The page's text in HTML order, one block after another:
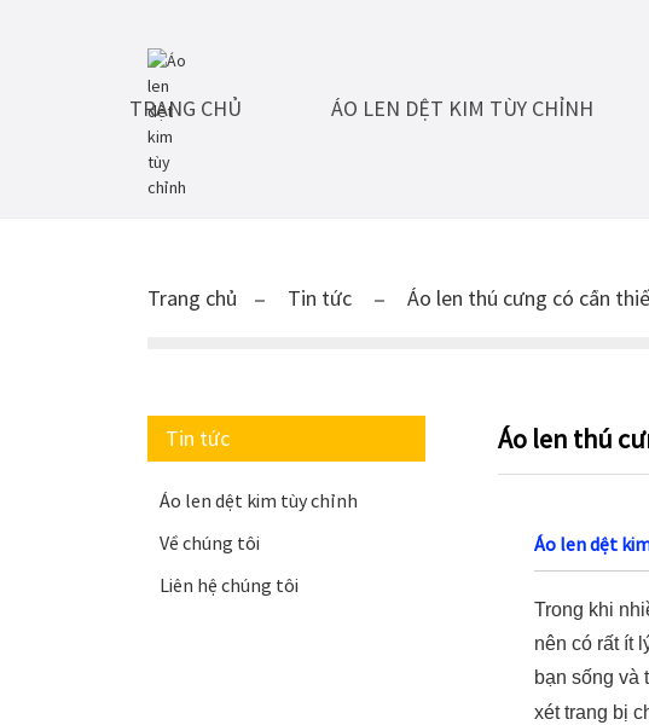
TRANG CHỦ ÁO LEN DỆT KIM TÙY CHỈNH
Trang chủ Tin tức Áo len thú cưng có cần
Tin tức
Áo len dệt kim tùy chỉnh
Về chúng tôi
Liên hệ chúng tôi
Áo len thú
Áo len dệt
Trong khi
nên có rất ít
bạn sống và
xét trang bị